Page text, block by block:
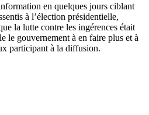
en quelques jours ciblant
à l’élection présidentielle,
la lutte contre les ingérences était
le gouvernement à en faire plus et à
participant à la diffusion.